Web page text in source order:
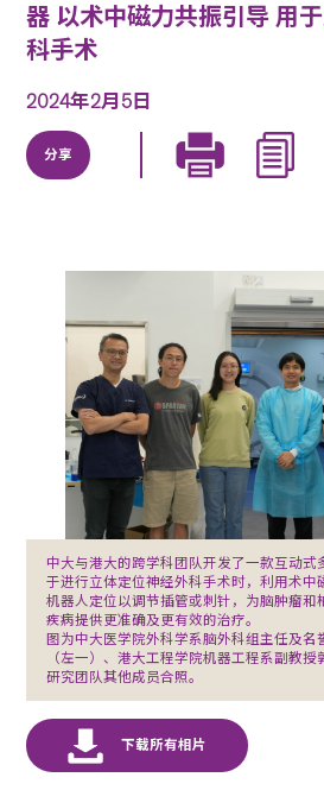
器 以术中磁力共振引导 用
科手术
2024年2月5日
分享
中大与港大的跨学科团队开发了一款互动式
于进行立体定位神经外科手术时，利用术中
机器人定位以调节插管或刺针，为脑肿瘤和
疾病提供更准确及更有效的治疗。
图为中大医学院外科学系脑外科组主任及名
（左一）、港大工程学院机器工程系副教
研究团队其他成员合照。